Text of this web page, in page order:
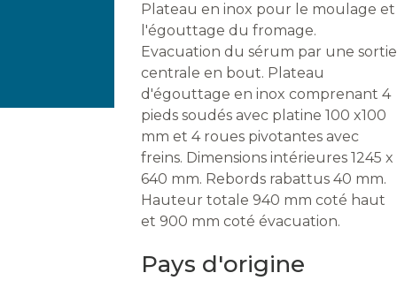
Plateau en inox pour le moulage et
l'égouttage du fromage.
Evacuation du sérum par une sortie
centrale en bout. Plateau
d'égouttage en inox comprenant 4
pieds soudés avec platine 100 x100
mm et 4 roues pivotantes avec
freins. Dimensions intérieures 1245 x
640 mm. Rebords rabattus 40 mm.
Hauteur totale 940 mm coté haut
et 900 mm coté évacuation.
Pays d'origine